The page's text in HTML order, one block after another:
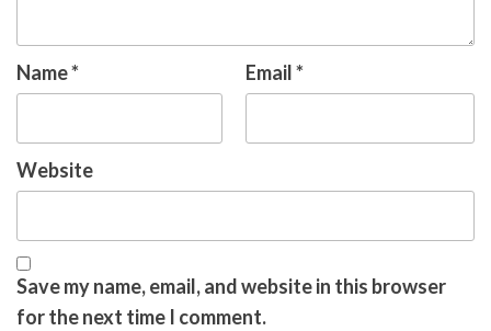
Name* Email*
Website
Save my name, email, and website in this browser
for the next time I comment.